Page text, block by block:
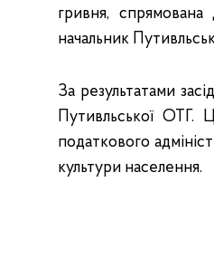
гривня,
начальник
За результатами
Путивльської ОТГ.
податкового
культури населення.